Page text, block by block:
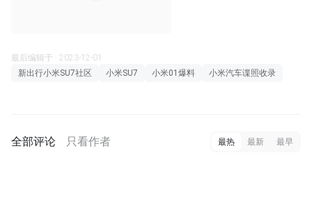
最后编辑于 · 2023-12-01
新出行小米SU7社区
小米SU7 小米01爆料 小米汽车谍照收录
全部评论 只看作者 最热 最新 最早